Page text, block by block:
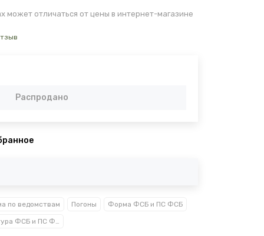
может отличаться от цены в интернет-магазине
Распродано
по ведомствам Погоны Форма ФСБ и ПС ФСБ